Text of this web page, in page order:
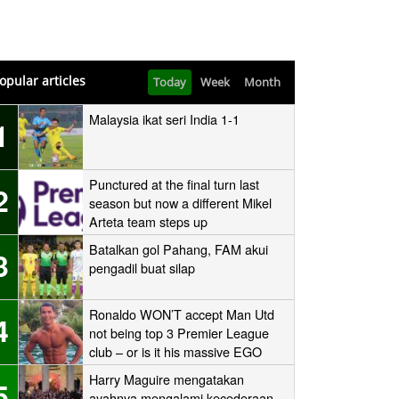
articles Today Week Month
Malaysia ikat seri India 1-1
Punctured at the final turn last
season but now a different Mikel
Arteta team steps up
Batalkan gol Pahang, FAM akui
pengadil buat silap
Ronaldo WON’T accept Man Utd
not being top 3 Premier League
club – or is it his massive EGO
speaking?
Harry Maguire mengatakan